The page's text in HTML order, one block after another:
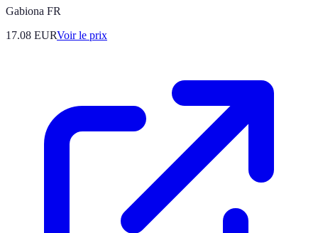
Gabiona FR
17.08 EURVoir le prix